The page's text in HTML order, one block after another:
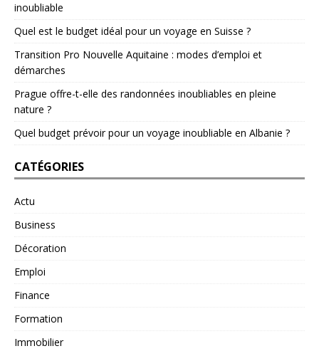
inoubliable
Quel est le budget idéal pour un voyage en Suisse ?
Transition Pro Nouvelle Aquitaine : modes d’emploi et
démarches
Prague offre-t-elle des randonnées inoubliables en pleine
nature ?
Quel budget prévoir pour un voyage inoubliable en Albanie ?
CATÉGORIES
Actu
Business
Décoration
Emploi
Finance
Formation
Immobilier